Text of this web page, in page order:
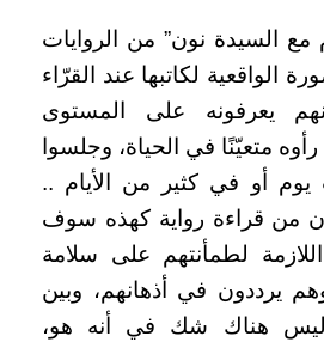
السيدة نون” من الروايات
الواقعية لكاتبها عند القرّاء
يعرفونه على المستوى
متعيّنًا في الحياة، وجلسوا
يوم أو في كثير من الأيام ..
من قراءة رواية كهذه سوف
لطمأنتهم على سلامة
يرددون في أذهانهم، وبين
هناك شك في أنه هو،